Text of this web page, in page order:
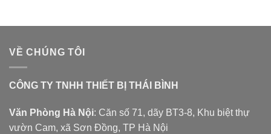
VỀ CHÚNG TÔI
CÔNG TY TNHH THIẾT BỊ THÁI BÌNH
Văn Phòng Hà Nội: Căn số 71, dãy BT3-8, Khu biệt thự
vườn Cam, xã Sơn Đồng, TP Hà Nội